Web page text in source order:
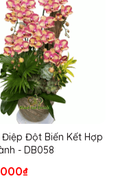
Điệp Đột Biến Kết Hợp
- DB058